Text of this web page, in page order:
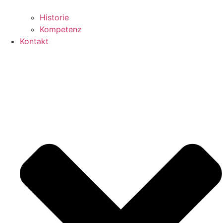
Historie
Kompetenz
Kontakt